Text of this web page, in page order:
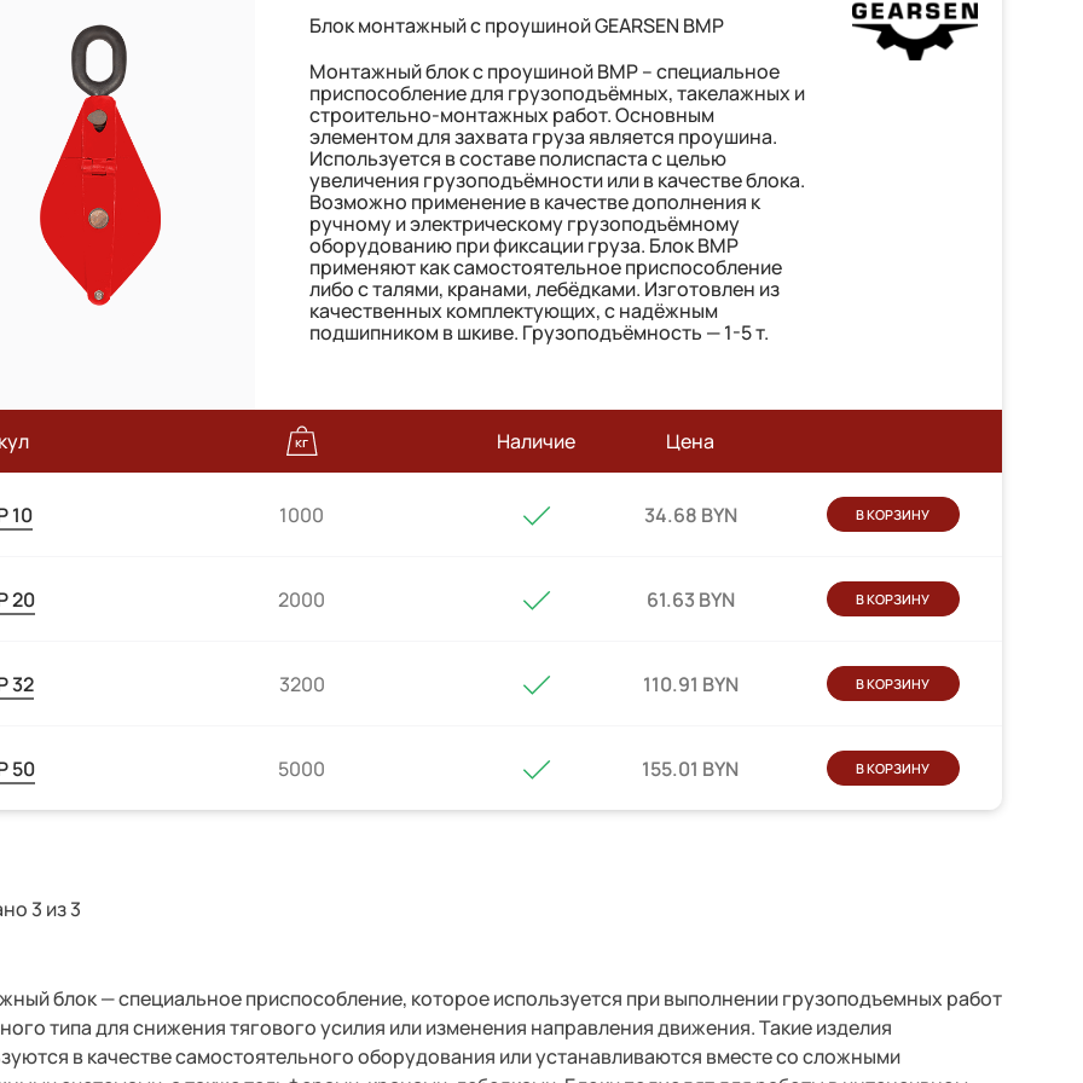
Блок монтажный с проушиной GEARSEN BMP
Монтажный блок с проушиной BMP – специальное
приспособление для грузоподъёмных, такелажных и
строительно-монтажных работ. Основным
элементом для захвата груза является проушина.
Используется в составе полиспаста с целью
увеличения грузоподъёмности или в качестве блока.
Возможно применение в качестве дополнения к
ручному и электрическому грузоподъёмному
оборудованию при фиксации груза. Блок ВМР
применяют как самостоятельное приспособление
либо с талями, кранами, лебёдками. Изготовлен из
качественных комплектующих, с надёжным
подшипником в шкиве. Грузоподъёмность — 1-5 т.
Наличие Цена
10 1000 34.68 BYN В КОРЗИНУ
20 2000 61.63 BYN В КОРЗИНУ
32 3200 110.91 BYN В КОРЗИНУ
50 5000 155.01 BYN В КОРЗИНУ
3 из3
блок—специальное приспособление, которое используется при выполнении грузоподъемных работ
типа для снижения тягового усилия или изменения направления движения.Такие изделия
в качестве самостоятельного оборудования или устанавливаются вместе со сложными